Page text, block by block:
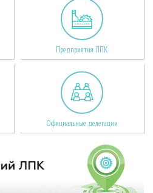
Предприятия ЛПК
Официальные делегации